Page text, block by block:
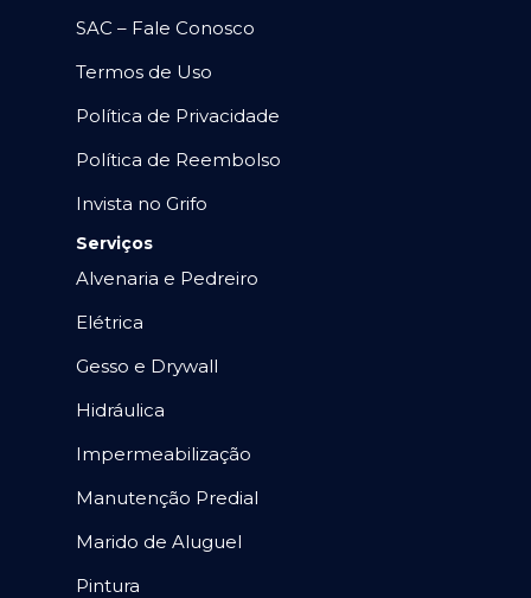
SAC – Fale Conosco
Termos de Uso
Política de Privacidade
Política de Reembolso
Invista no Grifo
Serviços
Alvenaria e Pedreiro
Elétrica
Gesso e Drywall
Hidráulica
Impermeabilização
Manutenção Predial
Marido de Aluguel
Pintura